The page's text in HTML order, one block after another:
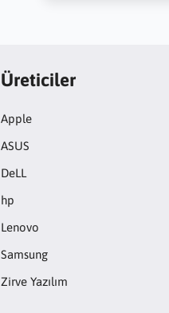
Üreticiler
Apple
ASUS
DeLL
hp
Lenovo
Samsung
Zirve Yazılım